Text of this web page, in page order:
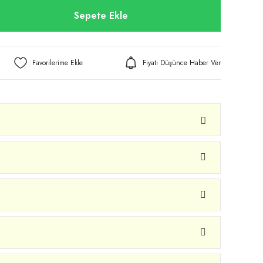
Sepete Ekle
Fiyatı Düşünce Haber Ver